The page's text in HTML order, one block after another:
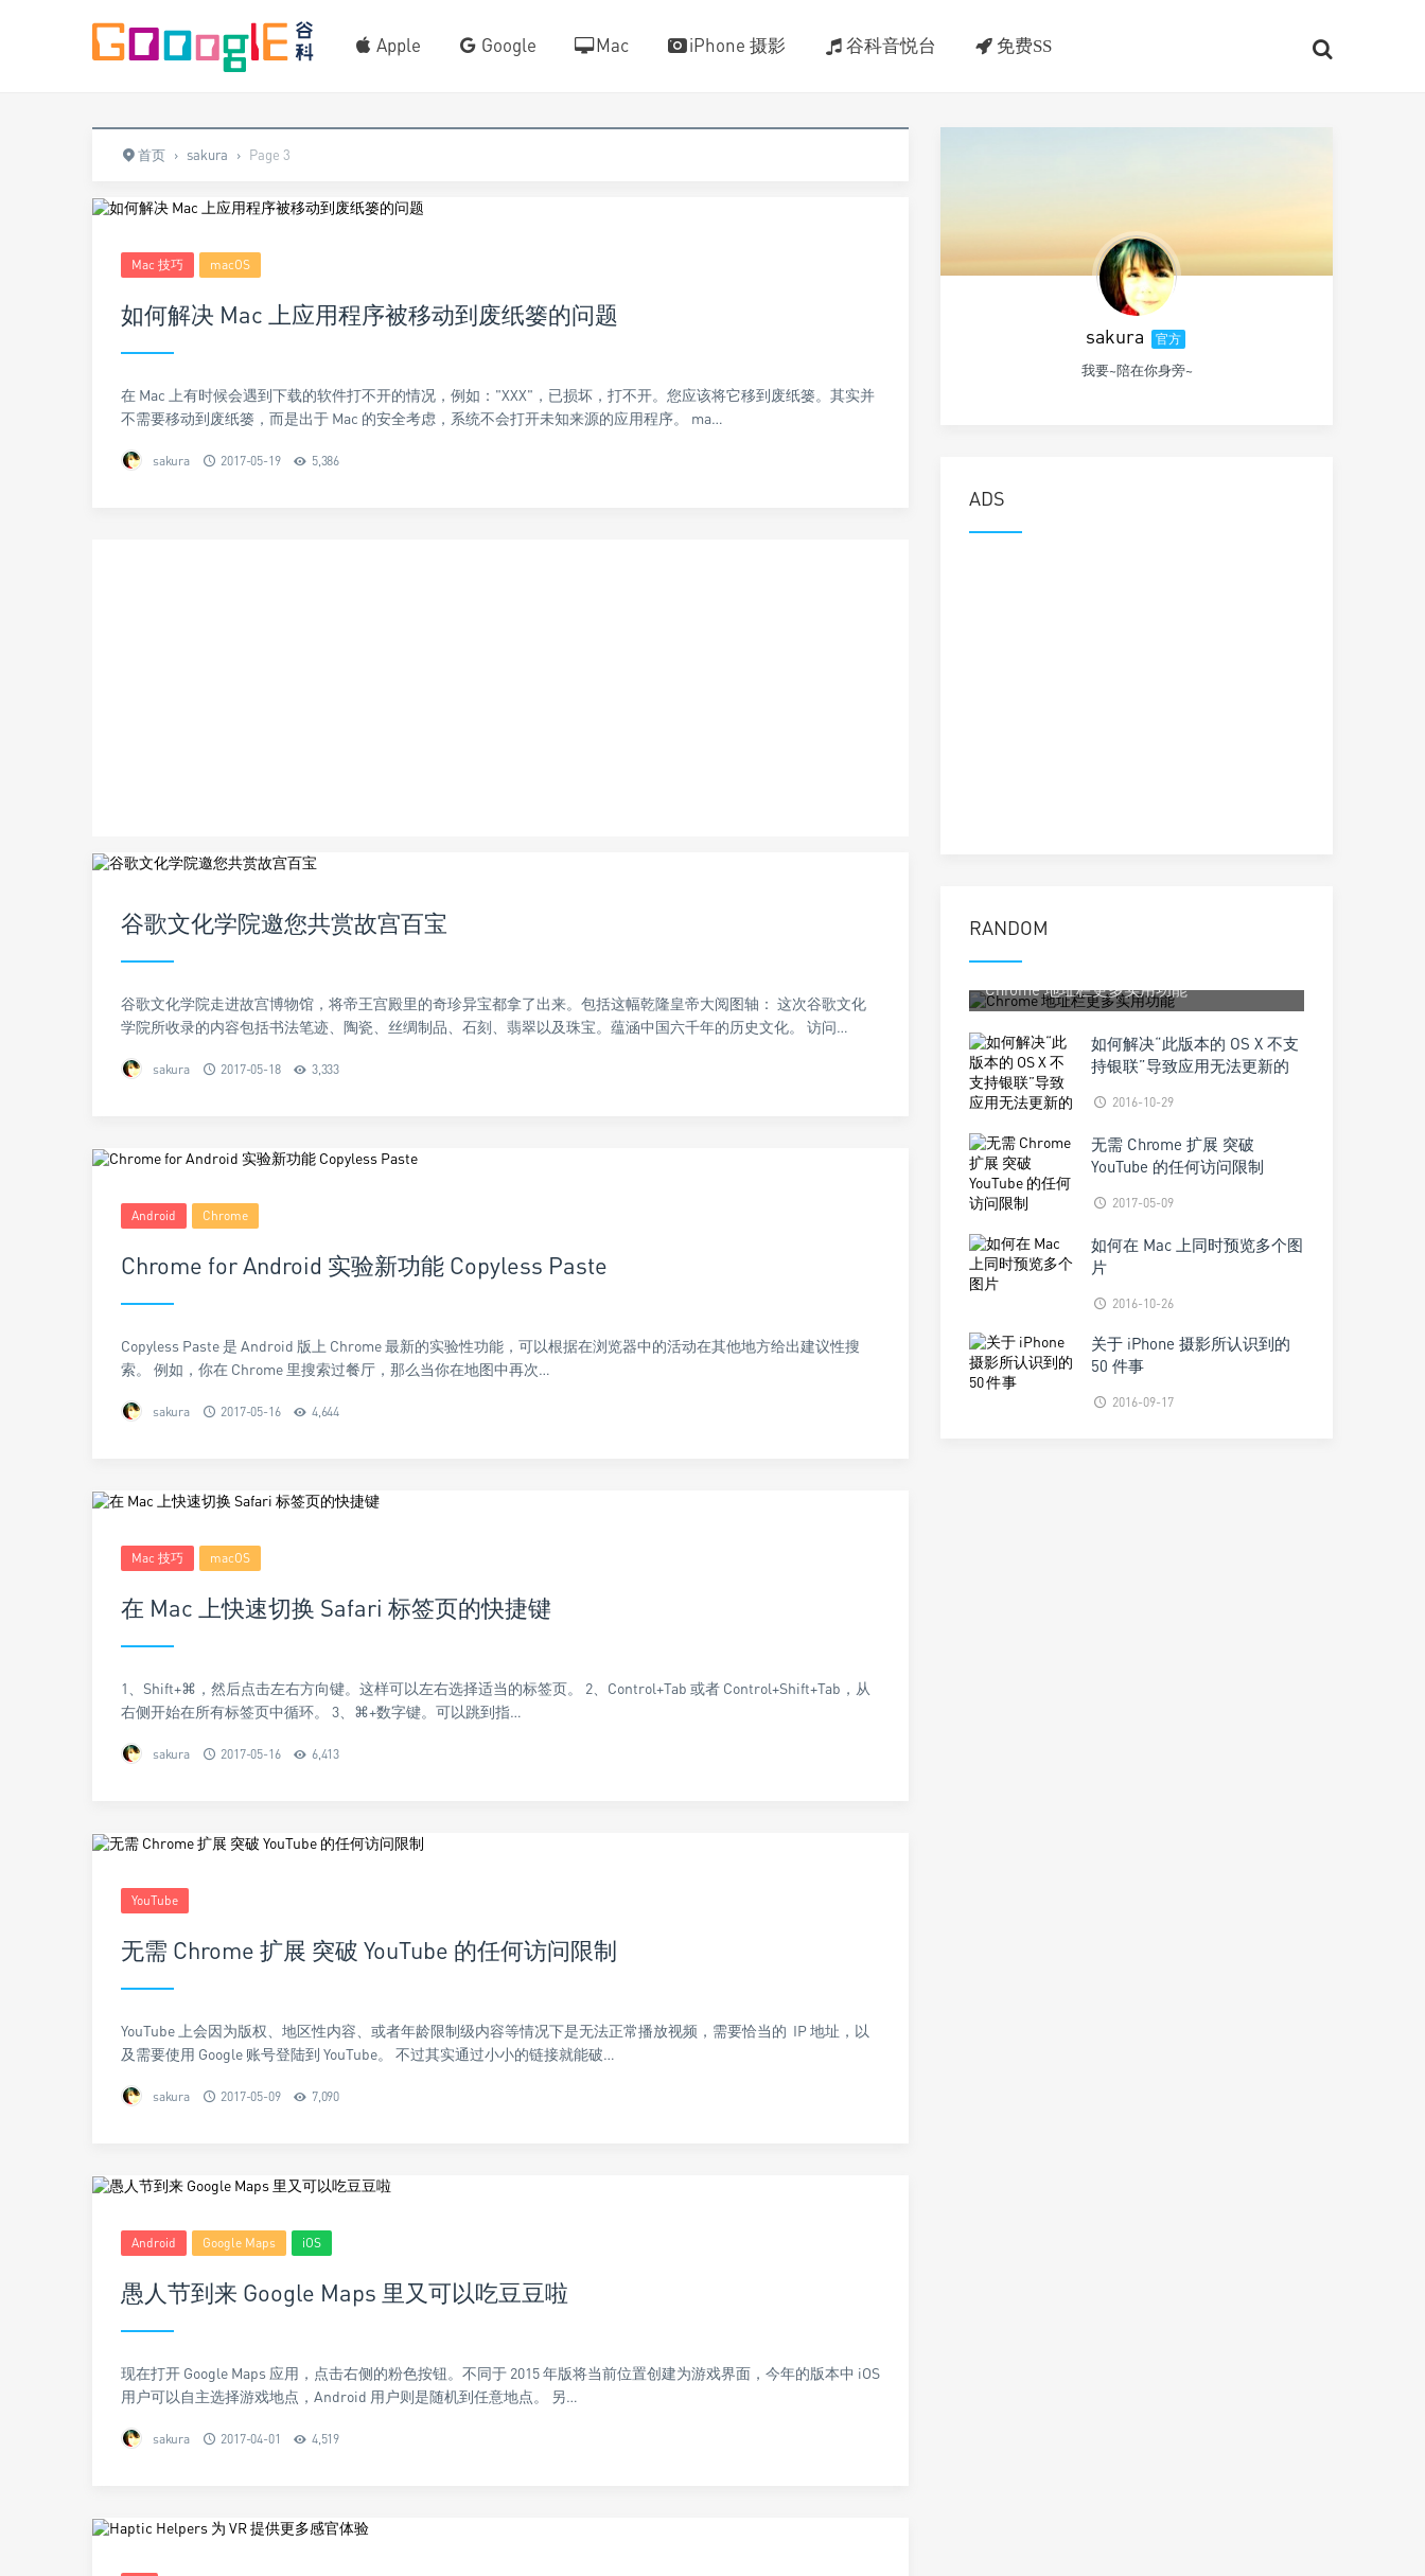
Apple Google Mac iPhone 摄影 谷科音悦台 免费SS
首页 › sakura › Page 3
Mac 技巧 macOS
如何解决 Mac 上应用程序被移动到废纸篓的问题
在 Mac 上有时候会遇到下载的软件打不开的情况，例如："XXX"，已损坏，打不开。您应该将它移到废纸篓。其实并
不需要移动到废纸篓，而是出于 Mac 的安全考虑，系统不会打开未知来源的应用程序。 ma…
sakura 2017-05-19 5,386
谷歌文化学院邀您共赏故宫百宝
谷歌文化学院走进故宫博物馆，将帝王宫殿里的奇珍异宝都拿了出来。包括这幅乾隆皇帝大阅图轴： 这次谷歌文化
学院所收录的内容包括书法笔迹、陶瓷、丝绸制品、石刻、翡翠以及珠宝。蕴涵中国六千年的历史文化。 访问…
sakura 2017-05-18 3,333
Android Chrome
Chrome for Android 实验新功能 Copyless Paste
Copyless Paste 是 Android 版上 Chrome 最新的实验性功能，可以根据在浏览器中的活动在其他地方给出建议性搜
索。 例如，你在 Chrome 里搜索过餐厅，那么当你在地图中再次…
sakura 2017-05-16 4,644
Mac 技巧 macOS
在 Mac 上快速切换 Safari 标签页的快捷键
1、Shift+⌘，然后点击左右方向键。这样可以左右选择适当的标签页。 2、Control+Tab 或者 Control+Shift+Tab，从
右侧开始在所有标签页中循环。 3、⌘+数字键。可以跳到指…
sakura 2017-05-16 6,413
YouTube
无需 Chrome 扩展 突破 YouTube 的任何访问限制
YouTube 上会因为版权、地区性内容、或者年龄限制级内容等情况下是无法正常播放视频，需要恰当的 IP 地址，以
及需要使用 Google 账号登陆到 YouTube。 不过其实通过小小的链接就能破…
sakura 2017-05-09 7,090
Android Google Maps iOS
愚人节到来 Google Maps 里又可以吃豆豆啦
现在打开 Google Maps 应用，点击右侧的粉色按钮。不同于 2015 年版将当前位置创建为游戏界面，今年的版本中 iOS
用户可以自主选择游戏地点，Android 用户则是随机到任意地点。 另…
sakura 2017-04-01 4,519
sakura 官方
我要~陪在你身旁~
ADS
RANDOM
2016-10-22
Chrome 地址栏更多实用功能
如何解决“此版本的 OS X 不支
持银联”导致应用无法更新的
2016-10-29
无需 Chrome 扩展 突破
YouTube 的任何访问限制
2017-05-09
如何在 Mac 上同时预览多个图
片
2016-10-26
关于 iPhone 摄影所认识到的
50 件事
2016-09-17